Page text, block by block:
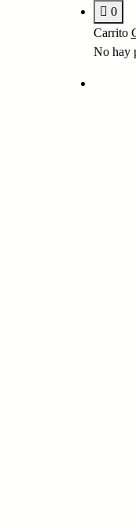
0
Carrito
No hay